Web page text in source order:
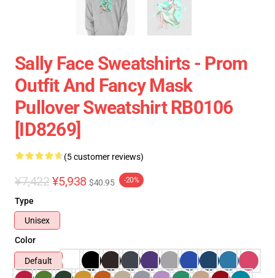
Sally Face Sweatshirts - Prom
Outfit And Fancy Mask
Pullover Sweatshirt RB0106
[ID8269]
(5 customer reviews)
¥7,422 ¥5,938 $40.95 -20%
Type
Unisex
Color
Default